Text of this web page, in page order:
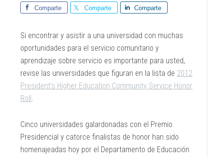
Comparte Comparte Comparte
Si encontrar y asistir a una universidad con muchas
oportunidades para el servicio comunitario y
aprendizaje sobre servicio es importante para usted,
revise las universidades que figuran en la lista de 2012
President’s Higher Education Community Service Honor
Roll.
Cinco universidades galardonadas con el Premio
Presidencial y catorce finalistas de honor han sido
homenajeadas hoy por el Departamento de Educación